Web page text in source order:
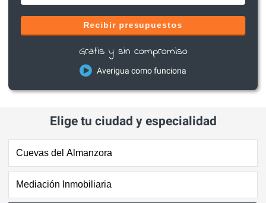
Recibir presupuestos
Gratis y sin compromiso
Averigua como funciona
Elige tu ciudad y especialidad